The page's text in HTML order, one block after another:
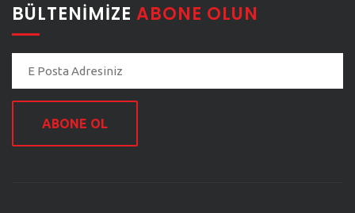
BÜLTENIMIZE ABONE OLUN
ABONE OL